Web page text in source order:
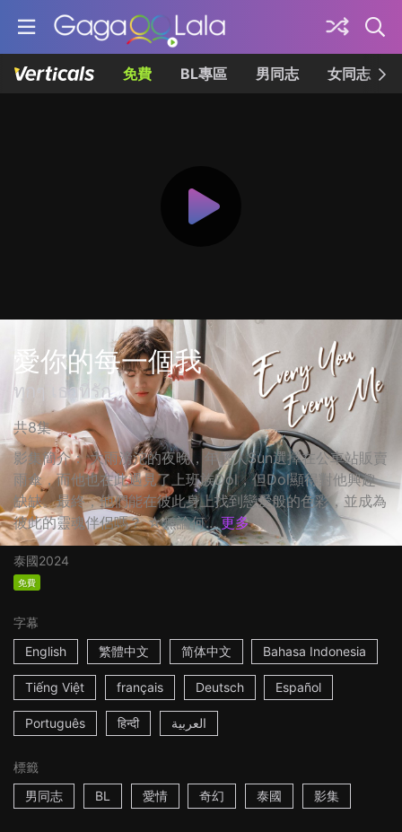
免費 BL專區 男同志 女同志
愛你的每一個我
ทุกๆ เธอที่รัก
共8集
影集簡介： 大雨滂沱的夜晚，年輕人Sun選擇在公車站販賣
雨傘，而他也在此遇見了上班族Dol，但Dol顯得對他興趣
缺缺。最終，他們能在彼此身上找到戀愛般的色彩，並成為
彼此的靈魂伴侶嗎？ ☆無論何... 更多
泰國2024
免費
字幕
English
繁體中文 简体中文 Bahasa Indonesia
Tiếng Việt français Deutsch Español
Português हिन्दी العربية
標籤
男同志
BL 愛情 奇幻 泰國 影集